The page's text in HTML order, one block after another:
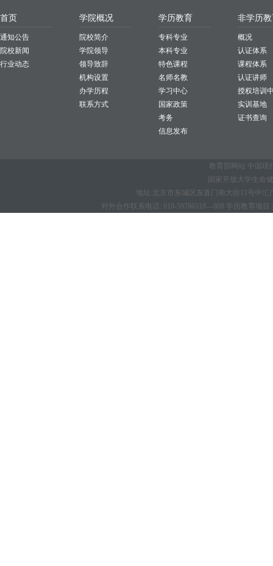
首页
通知公告
院校新闻
行业动态
学院概况
院校简介
学院领导
领导致辞
机构设置
办学历程
联系方式
学历教育
专科专业
本科专业
特色课程
名师名教
学习中心
国家政策
考务
信息发布
非学历
概况
认证体系
课程体系
认证讲师
授权培训
实训基地
证书查询
教育部网站 中国现
国家开放大学生命
地址:北京市东城区东直门南大街11号中汇
对外合作联系电话: 010-59786518—808 学历教育项